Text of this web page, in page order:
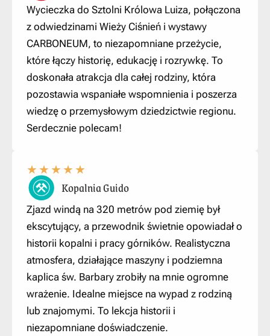
Wycieczka do Sztolni Królowa Luiza, połączona
z odwiedzinami Wieży Ciśnień i wystawy
CARBONEUM, to niezapomniane przeżycie,
które łączy historię, edukację i rozrywkę. To
doskonała atrakcja dla całej rodziny, która
pozostawia wspaniałe wspomnienia i poszerza
wiedzę o przemysłowym dziedzictwie regionu.
Serdecznie polecam!
★★★★★
Kopalnia Guido
Zjazd windą na 320 metrów pod ziemię był
ekscytujący, a przewodnik świetnie opowiadał o
historii kopalni i pracy górników. Realistyczna
atmosfera, działające maszyny i podziemna
kaplica św. Barbary zrobiły na mnie ogromne
wrażenie. Idealne miejsce na wypad z rodziną
lub znajomymi. To lekcja historii i
niezapomniane doświadczenie.